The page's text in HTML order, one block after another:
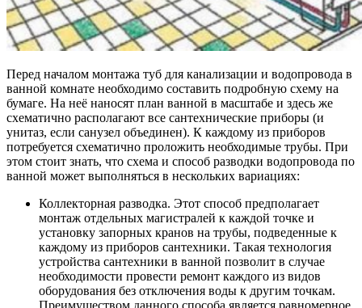
Перед началом монтажа туб для канализации и водопровода в
ванной комнате необходимо составить подробную схему на
бумаге. На неё наносят план ванной в масштабе и здесь же
схематично располагают все сантехнические приборы (и
унитаз, если санузел объединен). К каждому из приборов
потребуется схематично проложить необходимые трубы. При
этом стоит знать, что схема и способ разводки водопровода по
ванной может выполняться в нескольких вариациях:
Коллекторная разводка. Этот способ предполагает
монтаж отдельных магистралей к каждой точке и
установку запорных кранов на трубы, подведенные к
каждому из приборов сантехники. Такая технология
устройства сантехники в ванной позволит в случае
необходимости провести ремонт каждого из видов
оборудования без отключения воды к другим точкам.
Преимуществом данного способа является равномерное